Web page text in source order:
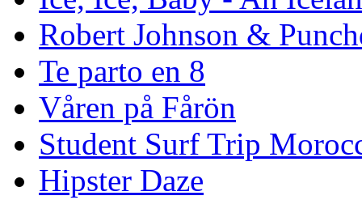
Robert Johnson &
Te parto en 8
Våren på Fårön
Student Surf Trip
Hipster Daze